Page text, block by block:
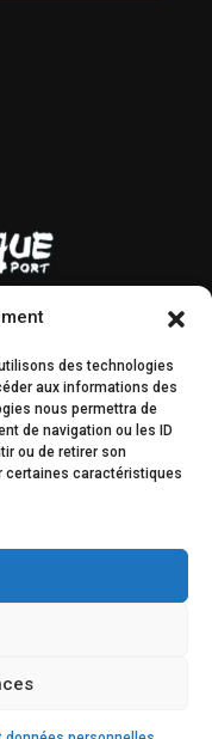
des technologies
aux informations des
nous permettra de
de navigation ou les ID
ou de retirer son
certaines caractéristiques
MIS